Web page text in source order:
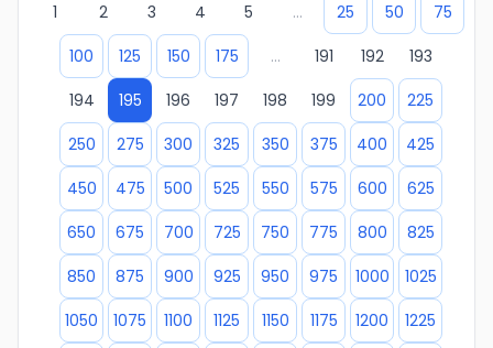
1
2 3 4 5 ... 25 50
75
100
125 150 175 ... 191 192
193
194
195 196 197 198 199 200
225
250
275 300 325 350 375 400
425
450
475 500 525 550 575 600
625
650
675 700 725 750 775 800
825
850
875 900 925 950 975 1000
1025
1050
1075 1100 1125 1150 1175 1200
1225